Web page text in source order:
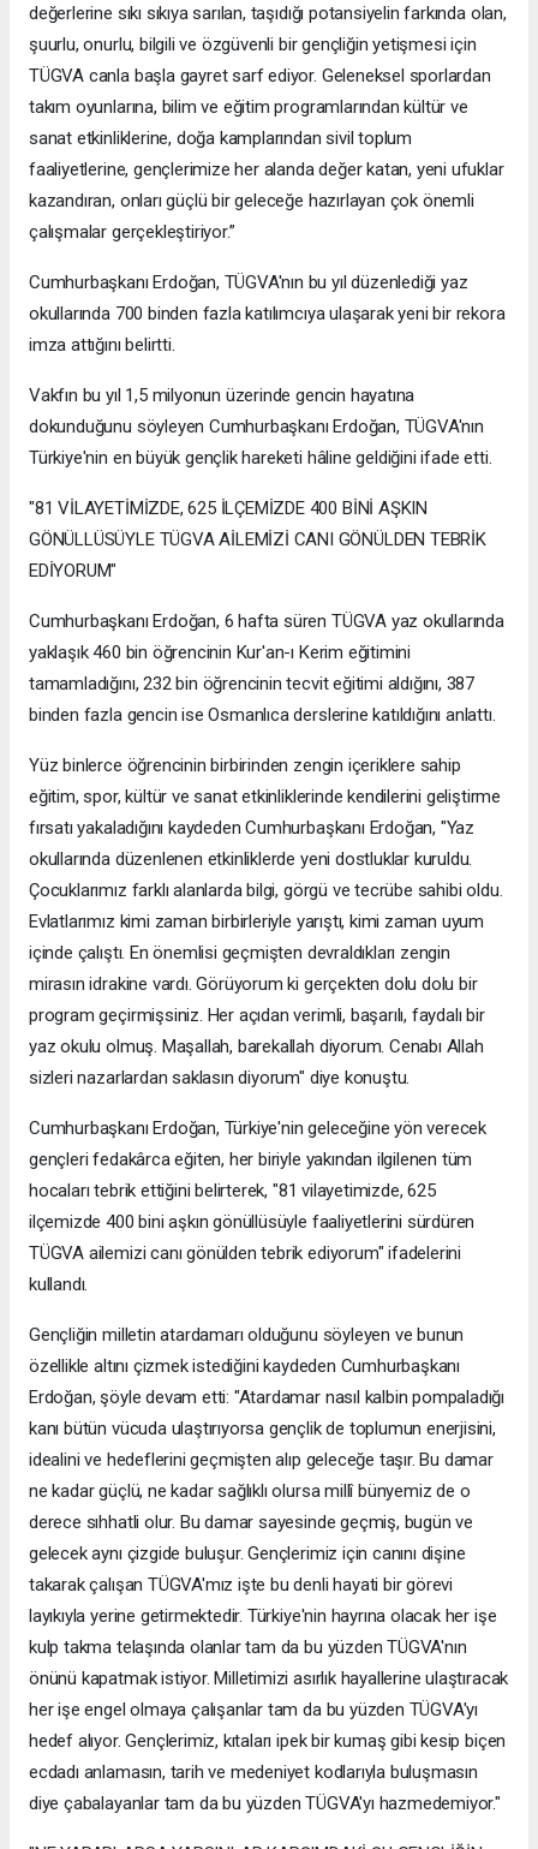
değerlerine sıkı sıkıya sarılan, taşıdığı potansiyelin farkında olan,
şuurlu, onurlu, bilgili ve özgüvenli bir gençliğin yetişmesi için
TÜGVA canla başla gayret sarf ediyor. Geleneksel sporlardan
takım oyunlarına, bilim ve eğitim programlarından kültür ve
sanat etkinliklerine, doğa kamplarından sivil toplum
faaliyetlerine, gençlerimize her alanda değer katan, yeni ufuklar
kazandıran, onları güçlü bir geleceğe hazırlayan çok önemli
çalışmalar gerçekleştiriyor.”
Cumhurbaşkanı Erdoğan, TÜGVA'nın bu yıl düzenlediği yaz
okullarında 700 binden fazla katılımcıya ulaşarak yeni bir rekora
imza attığını belirtti.
Vakfın bu yıl 1,5 milyonun üzerinde gencin hayatına
dokunduğunu söyleyen Cumhurbaşkanı Erdoğan, TÜGVA'nın
Türkiye'nin en büyük gençlik hareketi hâline geldiğini ifade etti.
"81 VİLAYETİMİZDE, 625 İLÇEMİZDE 400 BİNİ AŞKIN
GÖNÜLLÜSÜYLE TÜGVA AİLEMİZİ CANI GÖNÜLDEN TEBRİK
EDİYORUM"
Cumhurbaşkanı Erdoğan, 6 hafta süren TÜGVA yaz okullarında
yaklaşık 460 bin öğrencinin Kur'an-ı Kerim eğitimini
tamamladığını, 232 bin öğrencinin tecvit eğitimi aldığını, 387
binden fazla gencin ise Osmanlıca derslerine katıldığını anlattı.
Yüz binlerce öğrencinin birbirinden zengin içeriklere sahip
eğitim, spor, kültür ve sanat etkinliklerinde kendilerini geliştirme
fırsatı yakaladığını kaydeden Cumhurbaşkanı Erdoğan, "Yaz
okullarında düzenlenen etkinliklerde yeni dostluklar kuruldu.
Çocuklarımız farklı alanlarda bilgi, görgü ve tecrübe sahibi oldu.
Evlatlarımız kimi zaman birbirleriyle yarıştı, kimi zaman uyum
içinde çalıştı. En önemlisi geçmişten devraldıkları zengin
mirasın idrakine vardı. Görüyorum ki gerçekten dolu dolu bir
program geçirmişsiniz. Her açıdan verimli, başarılı, faydalı bir
yaz okulu olmuş. Maşallah, barekallah diyorum. Cenabı Allah
sizleri nazarlardan saklasın diyorum" diye konuştu.
Cumhurbaşkanı Erdoğan, Türkiye'nin geleceğine yön verecek
gençleri fedakârca eğiten, her biriyle yakından ilgilenen tüm
hocaları tebrik ettiğini belirterek, "81 vilayetimizde, 625
ilçemizde 400 bini aşkın gönüllüsüyle faaliyetlerini sürdüren
TÜGVA ailemizi canı gönülden tebrik ediyorum" ifadelerini
kullandı.
Gençliğin milletin atardamarı olduğunu söyleyen ve bunun
özellikle altını çizmek istediğini kaydeden Cumhurbaşkanı
Erdoğan, şöyle devam etti: "Atardamar nasıl kalbin pompaladığı
kanı bütün vücuda ulaştırıyorsa gençlik de toplumun enerjisini,
idealini ve hedeflerini geçmişten alıp geleceğe taşır. Bu damar
ne kadar güçlü, ne kadar sağlıklı olursa millî bünyemiz de o
derece sıhhatli olur. Bu damar sayesinde geçmiş, bugün ve
gelecek aynı çizgide buluşur. Gençlerimiz için canını dişine
takarak çalışan TÜGVA'mız işte bu denli hayati bir görevi
layıkıyla yerine getirmektedir. Türkiye'nin hayrına olacak her işe
kulp takma telaşında olanlar tam da bu yüzden TÜGVA'nın
önünü kapatmak istiyor. Milletimizi asırlık hayallerine ulaştıracak
her işe engel olmaya çalışanlar tam da bu yüzden TÜGVA'yı
hedef alıyor. Gençlerimiz, kıtaları ipek bir kumaş gibi kesip biçen
ecdadı anlamasın, tarih ve medeniyet kodlarıyla buluşmasın
diye çabalayanlar tam da bu yüzden TÜGVA'yı hazmedemiyor."